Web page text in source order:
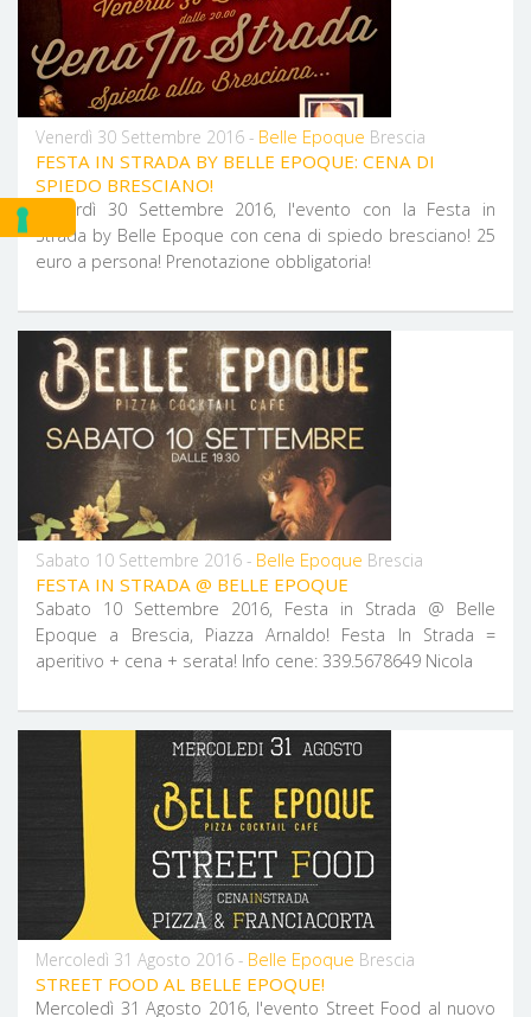
Venerdì 30 Settembre 2016 - Belle Epoque Brescia
FESTA IN STRADA BY BELLE EPOQUE: CENA DI
SPIEDO BRESCIANO!
Venerdì 30 Settembre 2016, l'evento con la Festa in
Strada by Belle Epoque con cena di spiedo bresciano! 25
euro a persona! Prenotazione obbligatoria!
Sabato 10 Settembre 2016 - Belle Epoque Brescia
FESTA IN STRADA @ BELLE EPOQUE
Sabato 10 Settembre 2016, Festa in Strada @ Belle
Epoque a Brescia, Piazza Arnaldo! Festa In Strada =
aperitivo + cena + serata! Info cene: 339.5678649 Nicola
Mercoledì 31 Agosto 2016 - Belle Epoque Brescia
STREET FOOD AL BELLE EPOQUE!
Mercoledì 31 Agosto 2016, l'evento Street Food al nuovo